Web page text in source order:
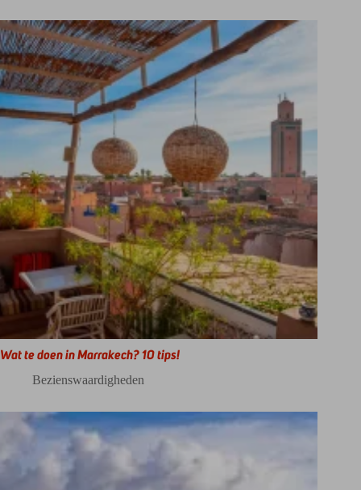
Wat te doen in Marrakech? 10 tips!
Bezienswaardigheden